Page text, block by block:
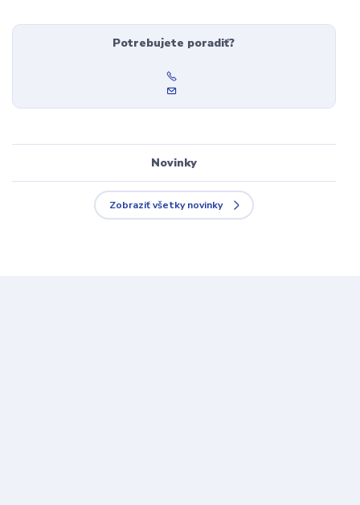
Potrebujete poradiť?
Novinky
Zobraziť všetky novinky